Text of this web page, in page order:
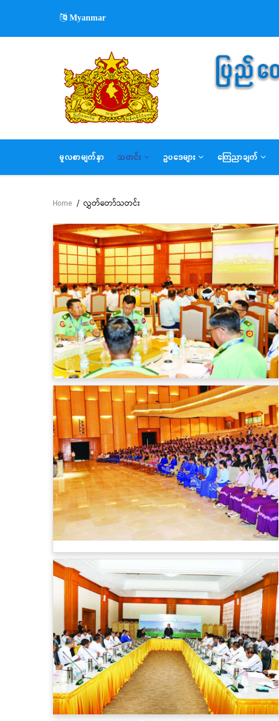
main
Myanmar
MAIN
NAVIGATION
မူလစာမျက်နှာ သတင်း ဥပဒေများ ကြေညာချက်
Breadcrumb
Home / လွှတ်တော်သတင်း